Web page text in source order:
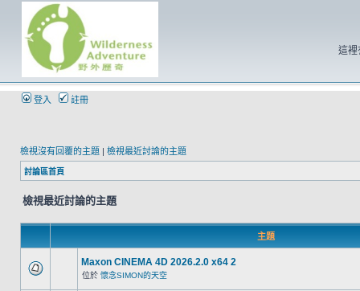
這裡
登入 註冊
檢視沒有回覆的主題 | 檢視最近討論的主題
討論區首頁
檢視最近討論的主題
主題
Maxon CINEMA 4D 2026.2.0 x64 2
位於 懷念SIMON的天空